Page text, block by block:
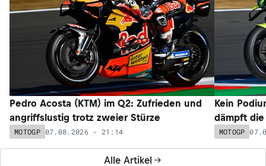
Alle Artikel
Pedro Acosta (KTM) im Q2: Zufrieden und
angriffslustig trotz zweier Stürze
MOTOGP 07.08.2026 - 21:14
Kein
dämpft
MOTOGP